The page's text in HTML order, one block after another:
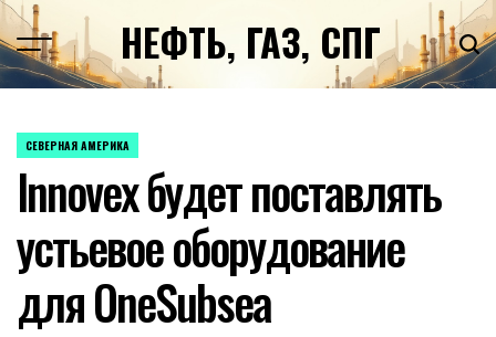
Перейти
к
содержимомуНЕФТЬ, ГАЗ, СПГ
ОПУБЛИКОВАНО
СЕВЕРНАЯ АМЕРИКА
Innovex будет поставлять
устьевое оборудование
для OneSubsea